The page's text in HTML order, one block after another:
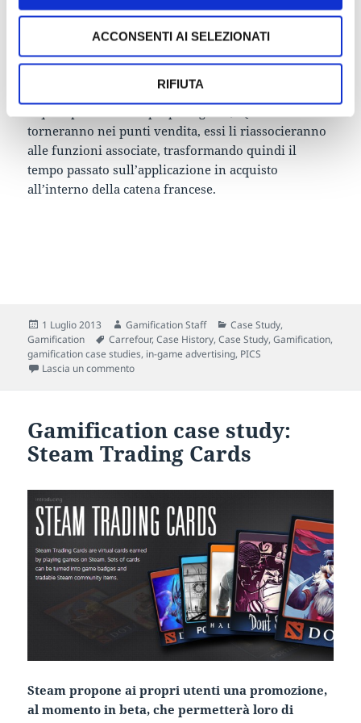
ACCONSENTI AI SELEZIONATI
RIFIUTA
Carrefour ha improntato per offrire ai consumatori
ciò che essi stessi richiedono. Nel corso del gioco gli
utenti guardano più volte i prodotti carrefour,
stessi (quali prodotti utilizzare per una cena sfiziosa
torneranno nei punti vendita, essi li riassocieranno
alle funzioni associate, trasformando quindi il
tempo passato sull’applicazione in acquisto
all’interno della catena francese.
Scritto
il
1 Luglio 2013 Autore
Gamification Staff Categorie
Case Study,
Gamification
Tag
Carrefour,Case History,Case Study,Gamification,
gamification case studies, in-game advertising, PICS
Lascia un commentosu Gamification case study: Carrefour e PICS
Gamification case study:
Steam Trading Cards
Steam propone ai propri utenti una promozione,
al momento in beta, che permetterà loro di